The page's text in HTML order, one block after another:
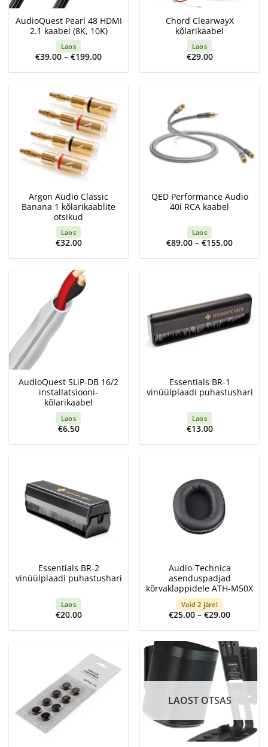
AudioQuest Pearl 48 HDMI
2.1 kaabel (8K, 10K)
Laos
€39.00 – €199.00Price
€39.00
Chord ClearwayX
kõlarikaabel
Laos
€29.00
Argon Audio Classic
Banana 1 kõlarikaablite
otsikud
Laos
€32.00
QED Performance Audio
40i RCA kaabel
Laos
€89.00 – €155.00Price
€89.00
AudioQuest SLiP-DB 16/2
installatsiooni-
kõlarikaabel
Laos
€6.50
Essentials BR-1
vinüülplaadi puhastushari
Laos
€13.00
Essentials BR-2
vinüülplaadi puhastushari
Laos
€20.00
Audio-Technica
asenduspadjad
kõrvaklappidele ATH-M50X
Vaid 2 järel
€25.00 – €29.00Price
€25.00
€29.00
LAOST OTSAS